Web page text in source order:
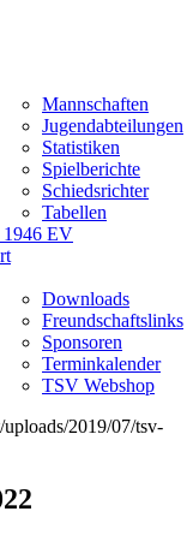
Mannschaften
Jugendabteilungen
Statistiken
Spielberichte
Schiedsrichter
Tabellen
1946 EV
Downloads
Freundschaftslinks
Sponsoren
Terminkalender
TSV Webshop